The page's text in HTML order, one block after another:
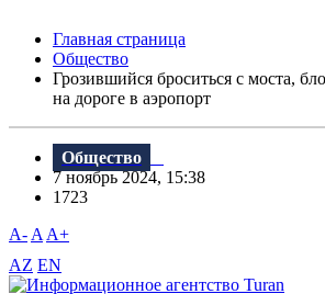
Главная страница
Общество
Грозившийся броситься с моста,
на дороге в аэропорт
Общество
7 ноябрь 2024, 15:38
1723
A- A A+
AZ EN